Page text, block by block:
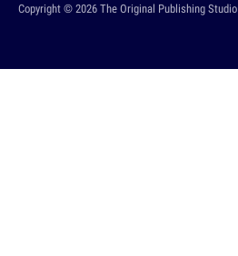
Copyright © 2026 The Original Publishing Studio